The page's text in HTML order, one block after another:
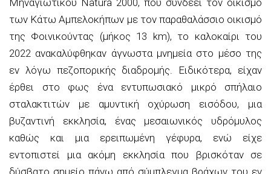
των Κάτω Αμπελοκήπων με τον παραθαλάσσιο οικισμό
της Φοινικούντας (μήκος 13 km), το καλοκαίρι του
2022 ανακαλύφθηκαν άγνωστα μνημεία στο μέσο της
εν λόγω πεζοπορικής διαδρομής. Ειδικότερα, είχαν
έρθει στο φως ένα εντυπωσιακό μικρό σπήλαιο
σταλακτιτών με αμυντική οχύρωση εισόδου, μια
βυζαντινή εκκλησία, ένας μεσαιωνικός υδρόμυλος
καθώς και μια ερειπωμένη γέφυρα, ενώ είχε
εντοπιστεί μια ακόμη εκκλησία που βρισκόταν σε
δύσβατο σημείο πάνω από σύμπλεγμα βράχων του εν